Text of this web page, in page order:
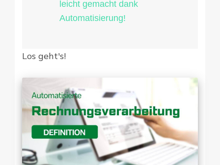
leicht gemacht dank
Automatisierung!
Los geht's!